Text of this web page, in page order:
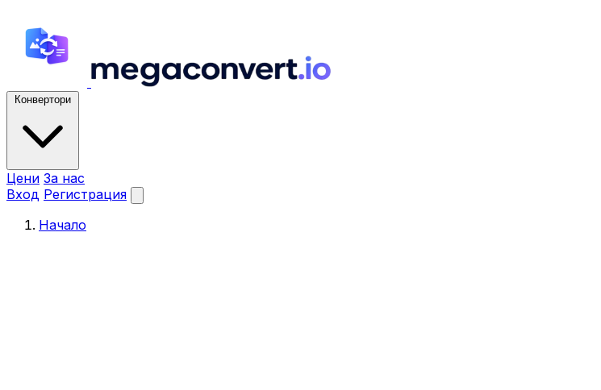
Конвертори
Цени За нас
Вход Регистрация
Начало